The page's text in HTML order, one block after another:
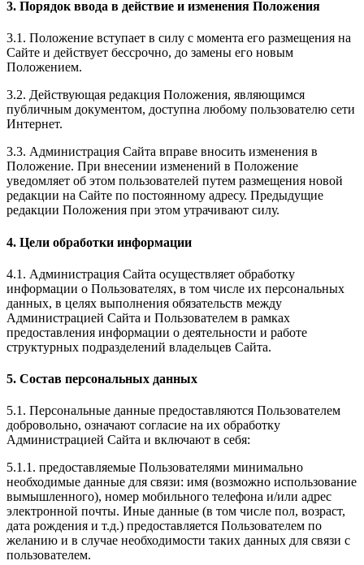
3. Порядок ввода в действие и изменения Положения
3.1. Положение вступает в силу с момента его размещения на
Сайте и действует бессрочно, до замены его новым
Положением.
3.2. Действующая редакция Положения, являющимся
публичным документом, доступна любому пользователю сети
Интернет.
3.3. Администрация Сайта вправе вносить изменения в
Положение. При внесении изменений в Положение
уведомляет об этом пользователей путем размещения новой
редакции на Сайте по постоянному адресу. Предыдущие
редакции Положения при этом утрачивают силу.
4. Цели обработки информации
4.1. Администрация Сайта осуществляет обработку
информации о Пользователях, в том числе их персональных
данных, в целях выполнения обязательств между
Администрацией Сайта и Пользователем в рамках
предоставления информации о деятельности и работе
структурных подразделений владельцев Сайта.
5. Состав персональных данных
5.1. Персональные данные предоставляются Пользователем
добровольно, означают согласие на их обработку
Администрацией Сайта и включают в себя:
5.1.1. предоставляемые Пользователями минимально
необходимые данные для связи: имя (возможно использование
вымышленного), номер мобильного телефона и/или адрес
электронной почты. Иные данные (в том числе пол, возраст,
дата рождения и т.д.) предоставляется Пользователем по
желанию и в случае необходимости таких данных для связи с
пользователем.